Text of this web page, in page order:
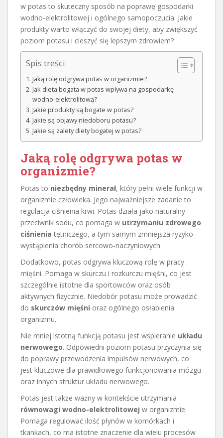
w potas to skuteczny sposób na poprawę gospodarki
wodno-elektrolitowej i ogólnego samopoczucia. Jakie
produkty warto włączyć do swojej diety, aby zwiększyć
poziom potasu i cieszyć się lepszym zdrowiem?
Spis treści
Jaką rolę odgrywa potas w organizmie?
Jak dieta bogata w potas wpływa na gospodarkę
wodno-elektrolitową?
Jakie produkty są bogate w potas?
Jakie są objawy niedoboru potasu?
Jakie są zalety diety bogatej w potas?
Jaką rolę odgrywa potas w
organizmie?
Potas to niezbędny minerał, który pełni wiele funkcji w
organizmie człowieka. Jego najważniejsze zadanie to
regulacja ciśnienia krwi. Potas działa jako naturalny
przeciwnik sodu, co pomaga w utrzymaniu zdrowego
ciśnienia tętniczego, a tym samym zmniejsza ryzyko
wystąpienia chorób sercowo-naczyniowych.
Dodatkowo, potas odgrywa kluczową rolę w pracy
mięśni. Pomaga w skurczu i rozkurczu mięśni, co jest
szczególnie istotne dla sportowców oraz osób
aktywnych fizycznie. Niedobór potasu może prowadzić
do skurczów mięśni oraz ogólnego osłabienia
organizmu.
Nie mniej istotną funkcją potasu jest wspieranie układu
nerwowego. Odpowiedni poziom potasu przyczynia się
do poprawy przewodzenia impulsów nerwowych, co
jest kluczowe dla prawidłowego funkcjonowania mózgu
oraz innych struktur układu nerwowego.
Potas jest także ważny w kontekście utrzymania
równowagi wodno-elektrolitowej w organizmie.
Pomaga regulować ilość płynów w komórkach i
tkankach, co ma istotne znaczenie dla wielu procesów